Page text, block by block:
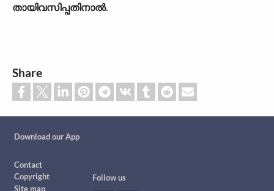
തായിവസിപ്പതിനാൽ.
Share
Download our App
Contact
Copyright
Site map
Follow us